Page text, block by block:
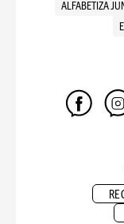
ALFABETIZA